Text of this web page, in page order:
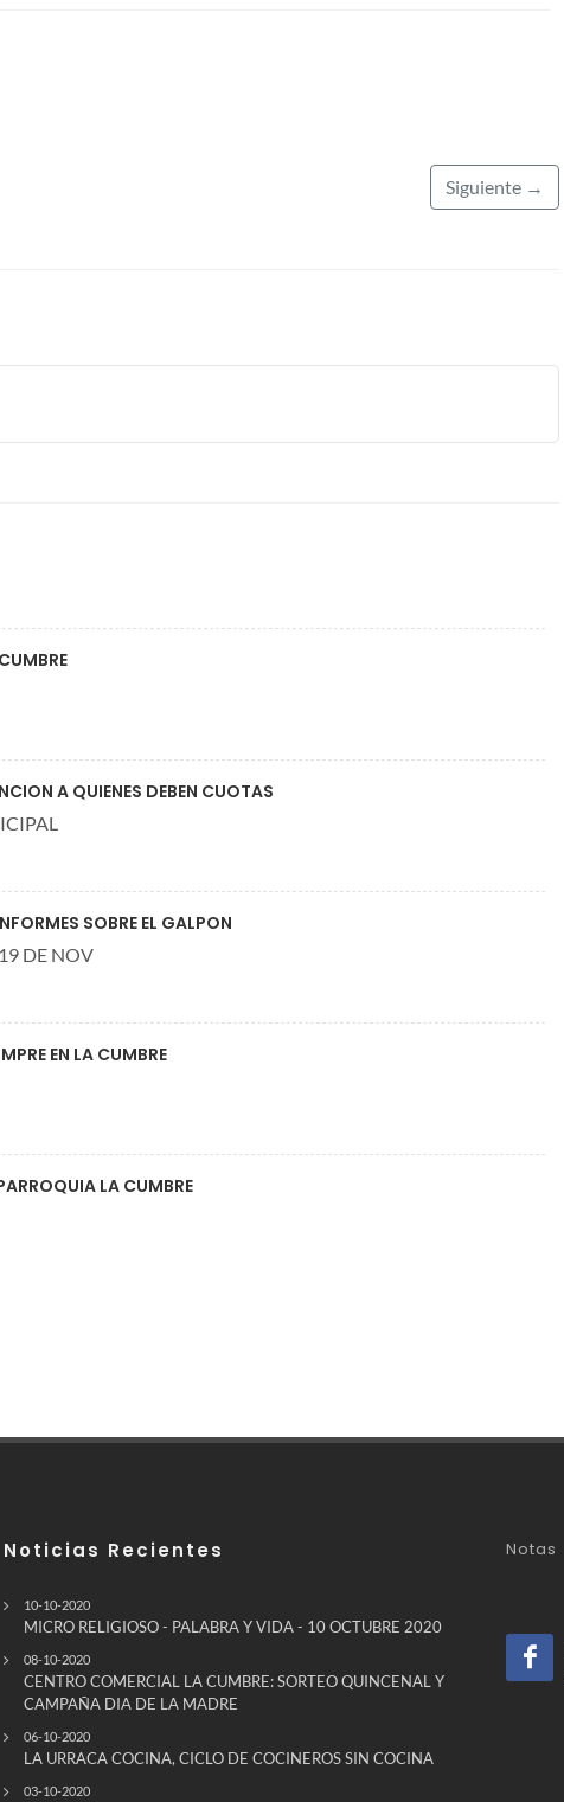
Siguiente →
A QUIENES DEBEN CUOTAS
SOBRE EL GALPON
DE NOV
EN LA CUMBRE
LA CUMBRE
Noticias Recientes
10-10-2020
MICRO RELIGIOSO - PALABRA Y VIDA - 10 OCTUBRE 2020
08-10-2020
CENTRO COMERCIAL LA CUMBRE: SORTEO QUINCENAL Y
CAMPAÑA DIA DE LA MADRE
06-10-2020
LA URRACA COCINA, CICLO DE COCINEROS SIN COCINA
03-10-2020
Notas